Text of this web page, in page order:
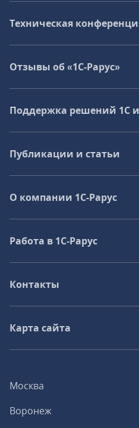
Москва
Воронеж
Техническая
Отзывы об «1С-Рарус»
Поддержка решений 1С и
Публикации и статьи
О компании 1C-Рарус
Работа в 1С‑Рарус
Контакты
Карта сайта